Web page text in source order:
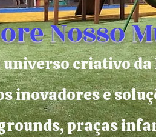
Nosso
universo criativo
inovadores e
praças